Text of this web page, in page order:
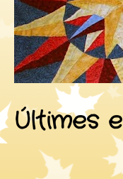
Últimes